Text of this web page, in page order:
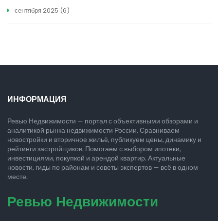
сентября 2025 (6)
ИНФОРМАЦИЯ
Ревью Недвижимости — портал с объективными обзорами и
аналитикой рынка недвижимости России. Сравниваем
новостройки и вторичное жильё, публикуем цены, динамику и
рейтинги застройщиков. Помогаем с выбором ипотеки,
инвестициями, покупкой и арендой квартир. Актуальные
новости, гиды по районам и советы экспертов — всё в одном
месте.
Ревью Недвижимости